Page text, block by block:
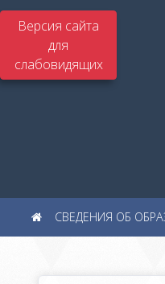
Версия сайта
для
слабовидящих
СВЕДЕНИЯ ОБ